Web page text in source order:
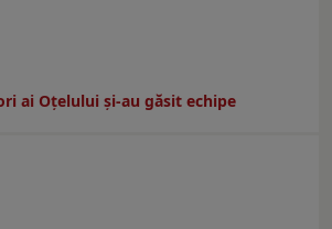
ai Oțelului și-au găsit echipe